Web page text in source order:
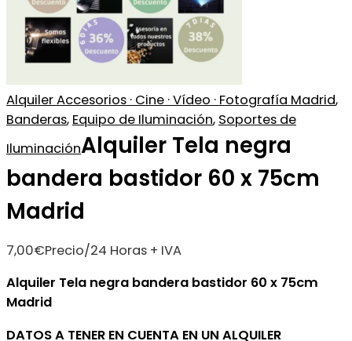
Alquiler Accesorios · Cine · Vídeo · Fotografía Madrid,
Banderas, Equipo de Iluminación, Soportes de
IluminaciónAlquiler Tela negra
bandera bastidor 60 x 75cm
Madrid
7,00€Precio/24 Horas + IVA
Alquiler Tela negra bandera bastidor 60 x 75cm
Madrid
DATOS A TENER EN CUENTA EN UN ALQUILER